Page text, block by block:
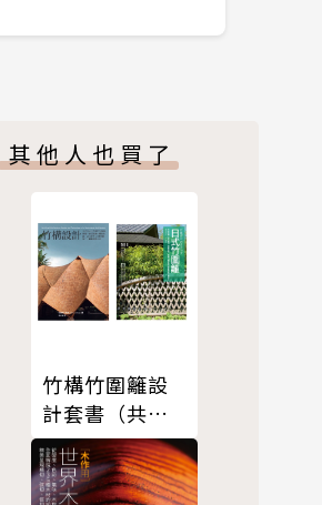
其他人也買了
竹構竹圍籬設
計套書（共二
冊）：竹構設
計＋圖解日式